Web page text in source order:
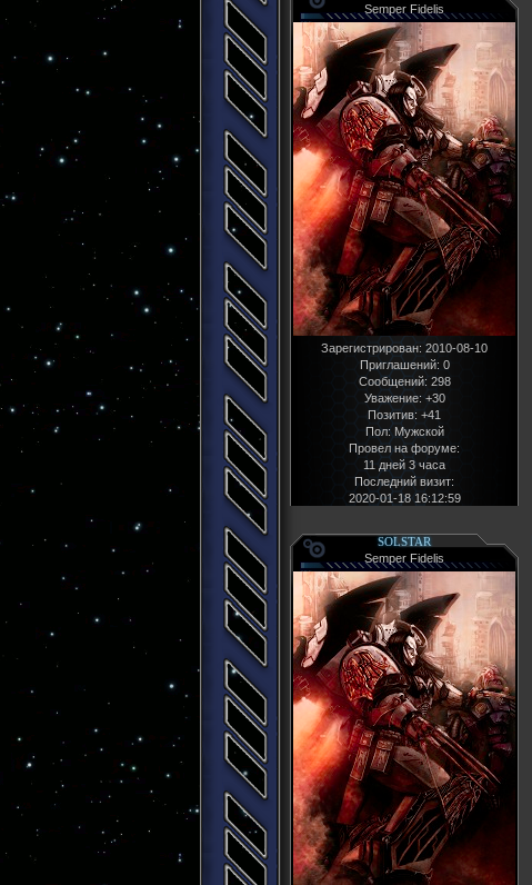
Semper Fidelis
Зарегистрирован: 2010-08-10
Приглашений: 0
Сообщений: 298
Уважение: +30
Позитив: +41
Пол: Мужской
Провел на форуме:
11 дней 3 часа
Последний визит:
2020-01-18 16:12:59
SOLSTAR
Semper Fidelis